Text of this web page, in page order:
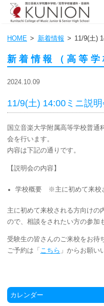
HOME 新着情報 11/9(土)
新着情報（高等学
2024.10.09
11/9(土) 14:00ミニ説明
国立音楽大学附属高等学校普通
会を行います。
内容は下記の通りです。
【説明会の内容】
学校概要 ※主に初めて来校
主に初めて来校される方向けの
ので、相談をされたい方の参加
受験生の皆さんのご来校をお待
ご予約は「 こちら 」からお願い
カレンダー